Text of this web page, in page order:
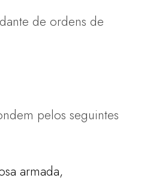
de ordens de
pelos seguintes
armada,